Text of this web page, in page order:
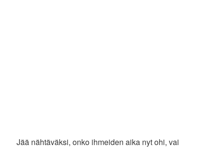
Jää nähtäväksi, onko ihmeiden aika nyt ohi, vai